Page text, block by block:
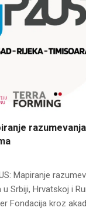
Mapiranje
Srbiji, Hrvatskoj i
Fondacija kroz